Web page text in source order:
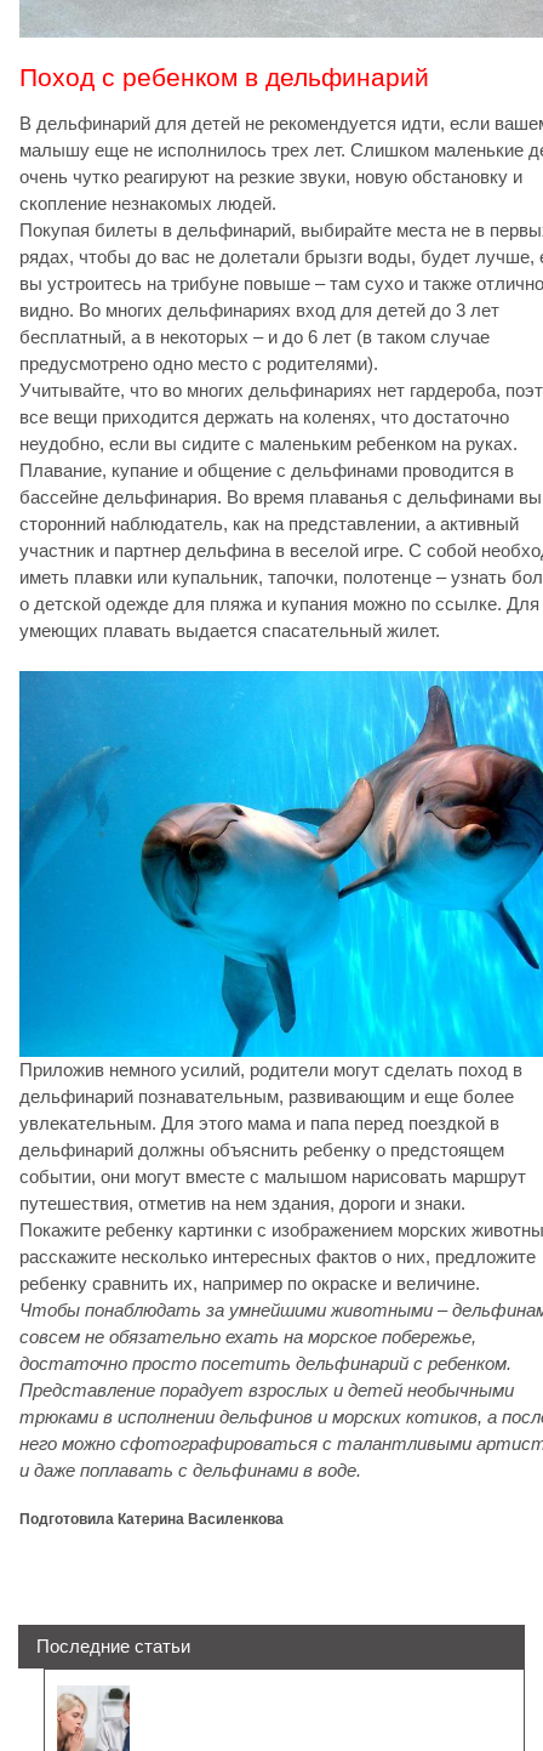
Поход с ребенком в дельфинарий
В дельфинарий для детей не рекомендуется идти, если
малышу еще не исполнилось трех лет. Слишком маленькие
очень чутко реагируют на резкие звуки, новую обстановку и
скопление незнакомых людей.
Покупая билеты в дельфинарий, выбирайте места не в
рядах, чтобы до вас не долетали брызги воды, будет лучше,
вы устроитесь на трибуне повыше – там сухо и также отлично
видно. Во многих дельфинариях вход для детей до 3 лет
бесплатный, а в некоторых – и до 6 лет (в таком случае
предусмотрено одно место с родителями).
Учитывайте, что во многих дельфинариях нет гардероба,
все вещи приходится держать на коленях, что достаточно
неудобно, если вы сидите с маленьким ребенком на руках.
Плавание, купание и общение с дельфинами проводится в
бассейне дельфинария. Во время плаванья с дельфинами
сторонний наблюдатель, как на представлении, а активный
участник и партнер дельфина в веселой игре. С собой
иметь плавки или купальник, тапочки, полотенце – узнать
о детской одежде для пляжа и купания можно по ссылке. Для
умеющих плавать выдается спасательный жилет.
Приложив немного усилий, родители могут сделать поход в
дельфинарий познавательным, развивающим и еще более
увлекательным. Для этого мама и папа перед поездкой в
дельфинарий должны объяснить ребенку о предстоящем
событии, они могут вместе с малышом нарисовать маршрут
путешествия, отметив на нем здания, дороги и знаки.
Покажите ребенку картинки с изображением морских
расскажите несколько интересных фактов о них, предложите
ребенку сравнить их, например по окраске и величине.
Чтобы понаблюдать за умнейшими животными –
совсем не обязательно ехать на морское побережье,
достаточно просто посетить дельфинарий с ребенком.
Представление порадует взрослых и детей необычными
трюками в исполнении дельфинов и морских котиков, а
него можно сфотографироваться с талантливыми
и даже поплавать с дельфинами в воде.
Подготовила Катерина Василенкова
Последние статьи